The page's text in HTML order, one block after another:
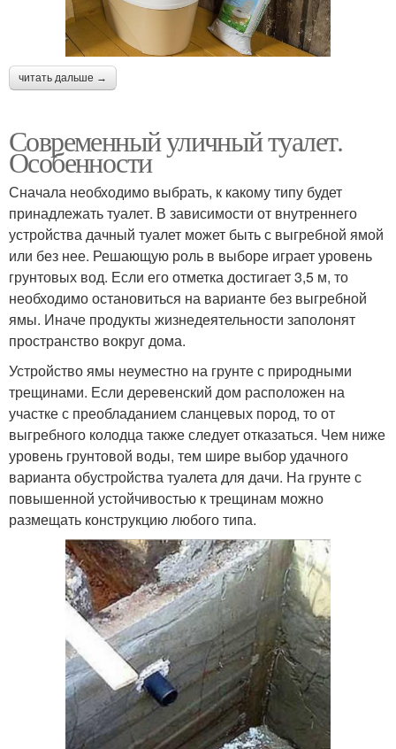
читать дальше →
Современный уличный туалет.
Особенности
Сначала необходимо выбрать, к какому типу будет
принадлежать туалет. В зависимости от внутреннего
устройства дачный туалет может быть с выгребной ямой
или без нее. Решающую роль в выборе играет уровень
грунтовых вод. Если его отметка достигает 3,5 м, то
необходимо остановиться на варианте без выгребной
ямы. Иначе продукты жизнедеятельности заполонят
пространство вокруг дома.
Устройство ямы неуместно на грунте с природными
трещинами. Если деревенский дом расположен на
участке с преобладанием сланцевых пород, то от
выгребного колодца также следует отказаться. Чем ниже
уровень грунтовой воды, тем шире выбор удачного
варианта обустройства туалета для дачи. На грунте с
повышенной устойчивостью к трещинам можно
размещать конструкцию любого типа.